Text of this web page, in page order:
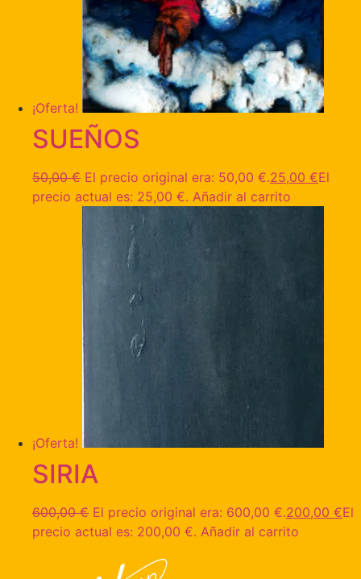
¡Oferta!
SUEÑOS
50,00€ El precio original era: 50,00 €.25,00 €El
precio actual es: 25,00 €. Añadir al carrito
¡Oferta!
SIRIA
600,00€ El precio original era: 600,00 €.200,00 €El
precio actual es: 200,00 €. Añadir al carrito